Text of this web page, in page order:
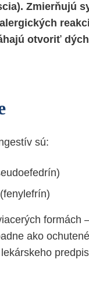
Zmierňujú
otvoriť
sú:
formách
ako